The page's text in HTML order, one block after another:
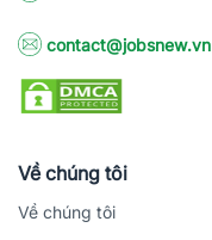
contact@jobsnew.vn
Về chúng tôi
Về chúng tôi